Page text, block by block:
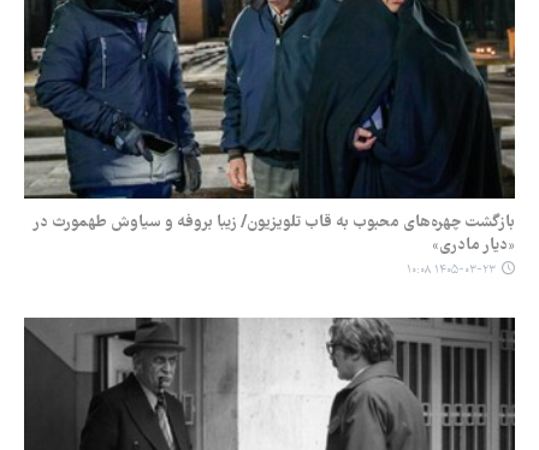
بازگشت چهره‌های محبوب به قاب تلویزیون/ زیبا بروفه و سیاوش طهمورث در
«دیار مادری»
۱۴۰۵-۰۳-۲۳ ۱۰:۰۸